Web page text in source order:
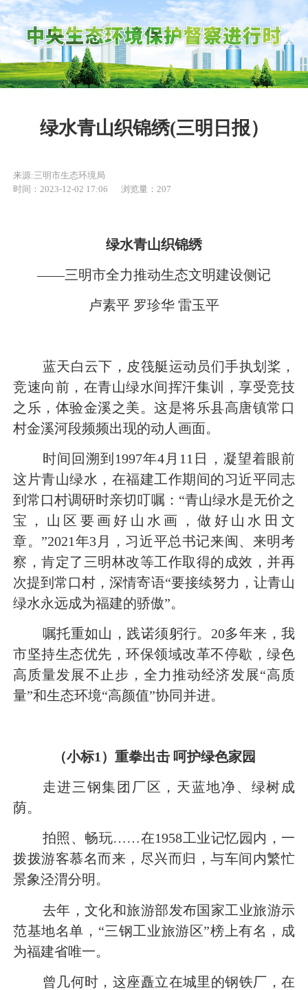
绿水青山织锦绣(三明日报）
来源:三明市生态环境局
时间：2023-12-02 17:06
浏览量：207
绿水青山织锦绣
——三明市全力推动生态文明建设侧记
卢素平 罗珍华 雷玉平
蓝天白云下，皮筏艇运动员们手执划桨，
竞速向前，在青山绿水间挥汗集训，享受竞技
之乐，体验金溪之美。这是将乐县高唐镇常口
村金溪河段频频出现的动人画面。
时间回溯到1997年4月11日，凝望着眼前
这片青山绿水，在福建工作期间的习近平同志
到常口村调研时亲切叮嘱：“青山绿水是无价之
宝，山区要画好山水画，做好山水田文
章。”2021年3月，习近平总书记来闽、来明考
察，肯定了三明林改等工作取得的成效，并再
次提到常口村，深情寄语“要接续努力，让青山
绿水永远成为福建的骄傲”。
嘱托重如山，践诺须躬行。20多年来，我
市坚持生态优先，环保领域改革不停歇，绿色
高质量发展不止步，全力推动经济发展“高质
量”和生态环境“高颜值”协同并进。
（小标1）重拳出击 呵护绿色家园
走进三钢集团厂区，天蓝地净、绿树成
荫。
拍照、畅玩……在1958工业记忆园内，一
拨拨游客慕名而来，尽兴而归，与车间内繁忙
景象泾渭分明。
去年，文化和旅游部发布国家工业旅游示
范基地名单，“三钢工业旅游区”榜上有名，成
为福建省唯一。
曾几何时，这座矗立在城里的钢铁厂，在